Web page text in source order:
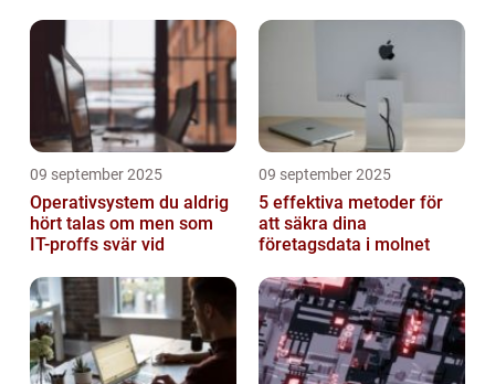
09 september 2025
Operativsystem du aldrig
hört talas om men som
IT-proffs svär vid
09 september 2025
5 effektiva metoder för
att säkra dina
företagsdata i molnet